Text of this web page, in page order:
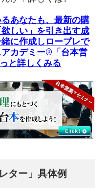
あなたも、最新の購
しい」を引き出す成
に作成しロープレで
アカデミー®「台本営
と詳しくみる
ター」具体例